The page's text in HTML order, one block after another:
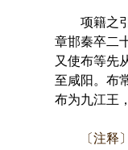
项籍之引
章邯秦卒二
又使布等先
至咸阳。布
布为九江王
〔注释〕